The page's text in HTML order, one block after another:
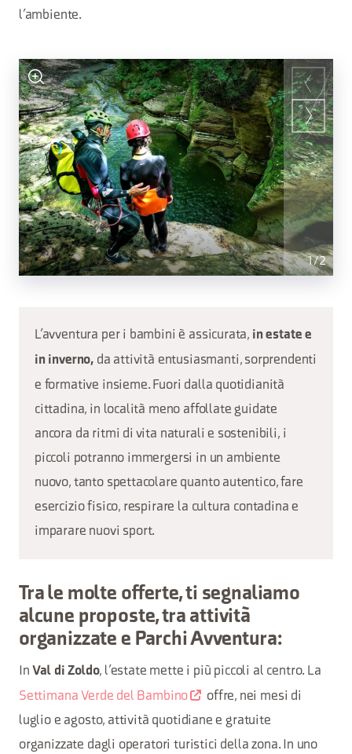
l’ambiente.
1/2
L’avventura per i bambini è assicurata, in estate e
in inverno, da attività entusiasmanti, sorprendenti
e formative insieme. Fuori dalla quotidianità
cittadina, in località meno affollate guidate
ancora da ritmi di vita naturali e sostenibili, i
piccoli potranno immergersi in un ambiente
nuovo, tanto spettacolare quanto autentico, fare
esercizio fisico, respirare la cultura contadina e
imparare nuovi sport.
Tra le molte offerte, ti segnaliamo
alcune proposte, tra attività
organizzate e Parchi Avventura:
InVal di Zoldo, l’estate mette i più piccoli al centro. La
Settimana Verde del Bambino
offre, nei mesi di
luglio e agosto, attività quotidiane e gratuite
organizzate dagli operatori turistici della zona. In uno